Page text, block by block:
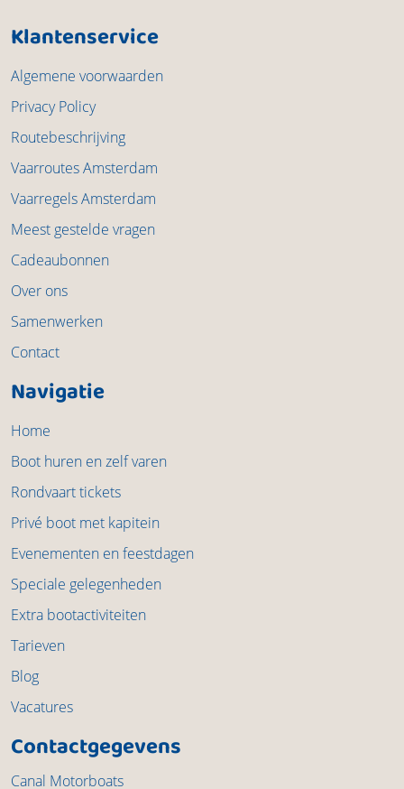
Klantenservice
Algemene voorwaarden
Privacy Policy
Routebeschrijving
Vaarroutes Amsterdam
Vaarregels Amsterdam
Meest gestelde vragen
Cadeaubonnen
Over ons
Samenwerken
Contact
Navigatie
Home
Boot huren en zelf varen
Rondvaart tickets
Privé boot met kapitein
Evenementen en feestdagen
Speciale gelegenheden
Extra bootactiviteiten
Tarieven
Blog
Vacatures
Contactgegevens
Canal Motorboats